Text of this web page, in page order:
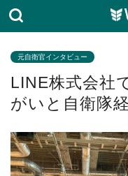
元自衛官インタビュー
LINE株式会社
がいと自衛隊